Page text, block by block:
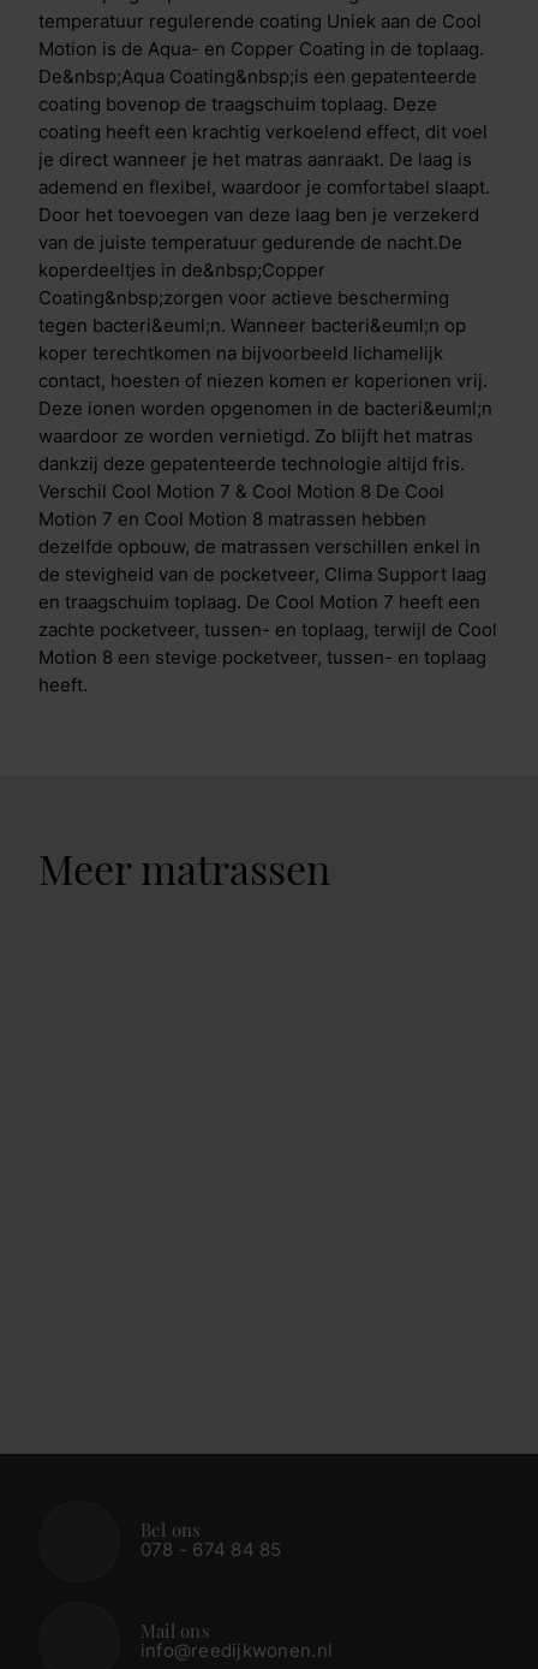
de stevigheid van de pocketveer, Clima Support laag
en traagschuim toplaag. De Cool Motion 7 heeft een
zachte pocketveer, tussen- en toplaag, terwijl de Cool
Motion 8 een stevige pocketveer, tussen- en toplaag
heeft.
temperatuur regulerende coating Uniek aan de Cool
Motion is de Aqua- en Copper Coating in de toplaag.
De&nbsp;Aqua Coating&nbsp;is een gepatenteerde
coating bovenop de traagschuim toplaag. Deze
coating heeft een krachtig verkoelend effect, dit voel
je direct wanneer je het matras aanraakt. De laag is
ademend en flexibel, waardoor je comfortabel slaapt.
Door het toevoegen van deze laag ben je verzekerd
van de juiste temperatuur gedurende de nacht.De
koperdeeltjes in de&nbsp;Copper
Coating&nbsp;zorgen voor actieve bescherming
tegen bacteri&euml;n. Wanneer bacteri&euml;n op
koper terechtkomen na bijvoorbeeld lichamelijk
contact, hoesten of niezen komen er koperionen vrij.
Deze ionen worden opgenomen in de bacteri&euml;n
waardoor ze worden vernietigd. Zo blijft het matras
dankzij deze gepatenteerde technologie altijd fris.
Verschil Cool Motion 7 & Cool Motion 8 De Cool
Motion 7 en Cool Motion 8 matrassen hebben
dezelfde opbouw, de matrassen verschillen enkel in
de stevigheid van de pocketveer, Clima Support laag
en traagschuim toplaag. De Cool Motion 7 heeft een
zachte pocketveer, tussen- en toplaag, terwijl de Cool
Motion 8 een stevige pocketveer, tussen- en toplaag
heeft.
Meer matrassen
Bel ons
078 - 674 84 85
Mail ons
info@reedijkwonen.nl